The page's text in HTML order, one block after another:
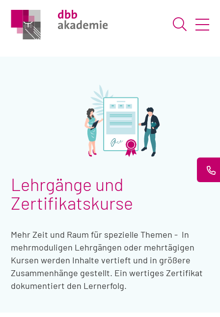
Suche
Lehrgänge und
Zertifikatskurse
Mehr Zeit und Raum für spezielle Themen - In
mehrmoduligen Lehrgängen oder mehrtägigen
Kursen werden Inhalte vertieft und in größere
Zusammenhänge gestellt. Ein wertiges Zertifikat
dokumentiert den Lernerfolg.